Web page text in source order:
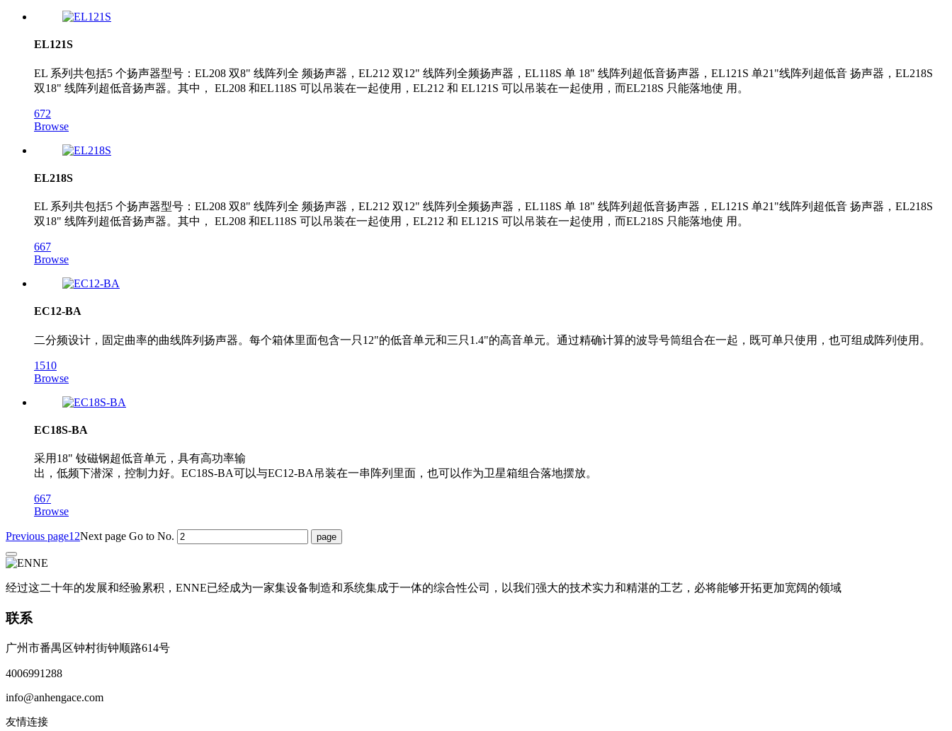
EL121S
EL 系列共包括5 个扬声器型号：EL208 双8" 线阵列全 频扬声器，EL212 双12" 线阵列全频扬声器，EL118S 单 18" 线阵列超低音扬声器，EL121S 单21"线阵列超低音 扬声器，EL218S
双18" 线阵列超低音扬声器。其中， EL208 和EL118S 可以吊装在一起使用，EL212 和 EL121S 可以吊装在一起使用，而EL218S 只能落地使 用。
672
Browse
EL218S
EL 系列共包括5 个扬声器型号：EL208 双8" 线阵列全 频扬声器，EL212 双12" 线阵列全频扬声器，EL118S 单 18" 线阵列超低音扬声器，EL121S 单21"线阵列超低音 扬声器，EL218S
双18" 线阵列超低音扬声器。其中， EL208 和EL118S 可以吊装在一起使用，EL212 和 EL121S 可以吊装在一起使用，而EL218S 只能落地使 用。
667
Browse
EC12-BA
二分频设计，固定曲率的曲线阵列扬声器。每个箱体里面包含一只12"的低音单元和三只1.4"的高音单元。通过精确计算的波导号筒组合在一起，既可单只使用，也可组成阵列使用。
1510
Browse
EC18S-BA
采用18" 钕磁钢超低音单元，具有高功率输
出，低频下潜深，控制力好。EC18S-BA可以与EC12-BA吊装在一串阵列里面，也可以作为卫星箱组合落地摆放。
667
Browse
Previous page1 2Next page Go to No.
经过这二十年的发展和经验累积，ENNE已经成为一家集设备制造和系统集成于一体的综合性公司，以我们强大的技术实力和精湛的工艺，必将能够开拓更加宽阔的领域
联系
广州市番禺区钟村街钟顺路614号
4006991288
info@anhengace.com
友情连接